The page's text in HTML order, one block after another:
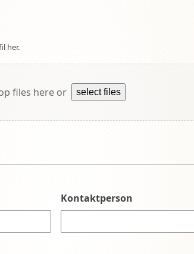
her.
files here or select files
Kontaktperson